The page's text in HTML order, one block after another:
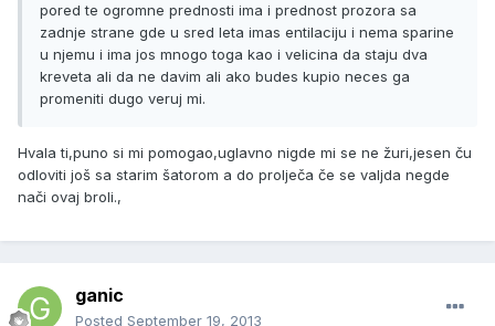
pored te ogromne prednosti ima i prednost prozora sa
zadnje strane gde u sred leta imas entilaciju i nema sparine
u njemu i ima jos mnogo toga kao i velicina da staju dva
kreveta ali da ne davim ali ako budes kupio neces ga
promeniti dugo veruj mi.
Hvala ti,puno si mi pomogao,uglavno nigde mi se ne žuri,jesen ču
odloviti još sa starim šatorom a do prolječa če se valjda negde
nači ovaj broli.,
ganic
Posted September 19, 2013